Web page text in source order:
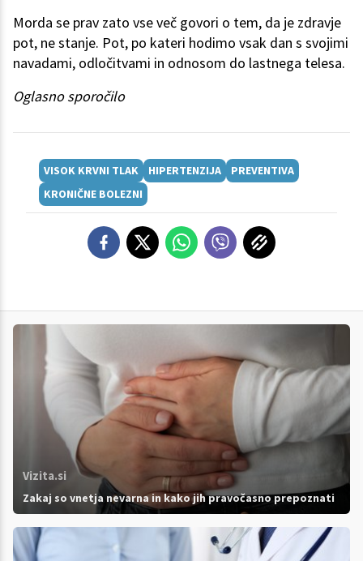
Morda se prav zato vse več govori o tem, da je zdravje
pot, ne stanje. Pot, po kateri hodimo vsak dan s svojimi
navadami, odločitvami in odnosom do lastnega telesa.
Oglasno sporočilo
VISOK KRVNI TLAK HIPERTENZIJA
PREVENTIVA
KRONIČNE BOLEZNI
Vizita.si
Zakaj so vnetja nevarna in kako jih pravočasno prepoznati